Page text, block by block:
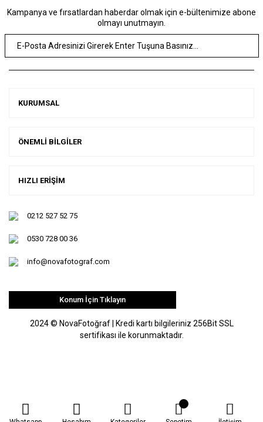
Kampanya ve fırsatlardan haberdar olmak için e-bültenimize abone
olmayı unutmayın.
KURUMSAL
ÖNEMLİ BİLGİLER
HIZLI ERİŞİM
0212 527 52 75
0530 728 00 36
info@novafotograf.com
Konum İçin Tıklayın
2024 © NovaFotoğraf | Kredi kartı bilgileriniz 256Bit SSL
sertifikası ile korunmaktadır.